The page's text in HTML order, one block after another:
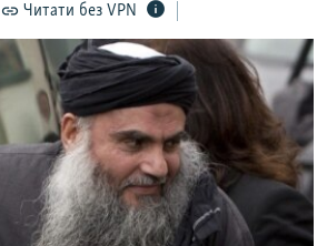
Читати без VPN